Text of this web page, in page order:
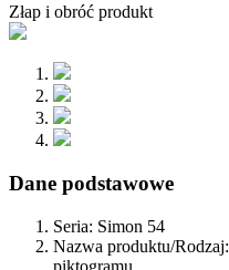
Złap i obróć produkt
Dane podstawowe
Seria: Simon 54
Nazwa produktu/Rodzaj:
piktogramu